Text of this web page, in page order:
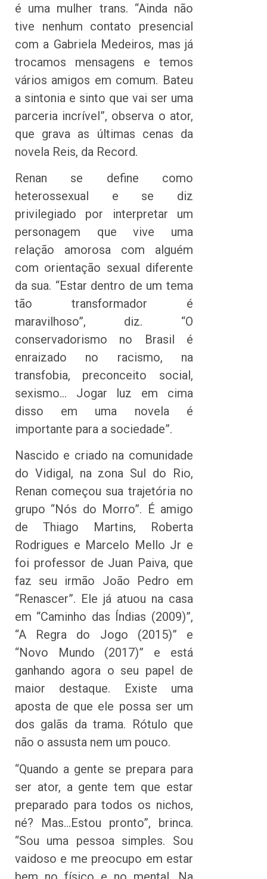
é uma mulher trans. “Ainda não
tive nenhum contato presencial
com a Gabriela Medeiros, mas já
trocamos mensagens e temos
vários amigos em comum. Bateu
a sintonia e sinto que vai ser uma
parceria incrível”, observa o ator,
que grava as últimas cenas da
novela Reis, da Record.
Renan se define como
heterossexual e se diz
privilegiado por interpretar um
personagem que vive uma
relação amorosa com alguém
com orientação sexual diferente
da sua. “Estar dentro de um tema
tão transformador é
maravilhoso”, diz. “O
conservadorismo no Brasil é
enraizado no racismo, na
transfobia, preconceito social,
sexismo… Jogar luz em cima
disso em uma novela é
importante para a sociedade”.
Nascido e criado na comunidade
do Vidigal, na zona Sul do Rio,
Renan começou sua trajetória no
grupo “Nós do Morro”. É amigo
de Thiago Martins, Roberta
Rodrigues e Marcelo Mello Jr e
foi professor de Juan Paiva, que
faz seu irmão João Pedro em
“Renascer”. Ele já atuou na casa
em “Caminho das Índias (2009)”,
“A Regra do Jogo (2015)” e
“Novo Mundo (2017)” e está
ganhando agora o seu papel de
maior destaque. Existe uma
aposta de que ele possa ser um
dos galãs da trama. Rótulo que
não o assusta nem um pouco.
“Quando a gente se prepara para
ser ator, a gente tem que estar
preparado para todos os nichos,
né? Mas…Estou pronto”, brinca.
“Sou uma pessoa simples. Sou
vaidoso e me preocupo em estar